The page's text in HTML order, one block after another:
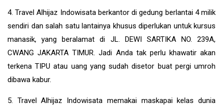
4. Travel Alhijaz Indowisata berkantor di gedung berlantai 4 milik
sendiri dan salah satu lantainya khusus diperlukan untuk kursus
manasik, yang beralamat di JL. DEWI SARTIKA NO. 239A,
CWANG JAKARTA TIMUR. Jadi Anda tak perlu khawatir akan
terkena TIPU atau uang yang sudah disetor buat pergi umroh
dibawa kabur.
5. Travel Alhijaz Indowisata memakai maskapai kelas dunia